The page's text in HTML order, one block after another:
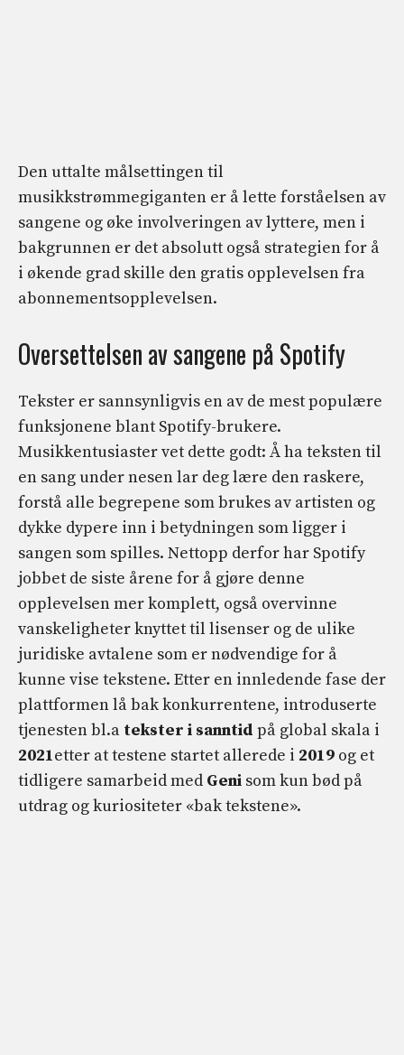
Den uttalte målsettingen til
musikkstrømmegiganten er å lette forståelsen av
sangene og øke involveringen av lyttere, men i
bakgrunnen er det absolutt også strategien for å
i økende grad skille den gratis opplevelsen fra
abonnementsopplevelsen.
Oversettelsen av sangene på Spotify
Tekster er sannsynligvis en av de mest populære
funksjonene blant Spotify-brukere.
Musikkentusiaster vet dette godt: Å ha teksten til
en sang under nesen lar deg lære den raskere,
forstå alle begrepene som brukes av artisten og
dykke dypere inn i betydningen som ligger i
sangen som spilles. Nettopp derfor har Spotify
jobbet de siste årene for å gjøre denne
opplevelsen mer komplett, også overvinne
vanskeligheter knyttet til lisenser og de ulike
juridiske avtalene som er nødvendige for å
kunne vise tekstene. Etter en innledende fase der
plattformen lå bak konkurrentene, introduserte
tjenesten bl.a tekster i sanntid på global skala i
2021etter at testene startet allerede i 2019 og et
tidligere samarbeid med Geni som kun bød på
utdrag og kuriositeter «bak tekstene».